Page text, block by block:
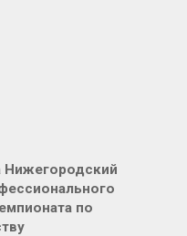
Нижегородский
по